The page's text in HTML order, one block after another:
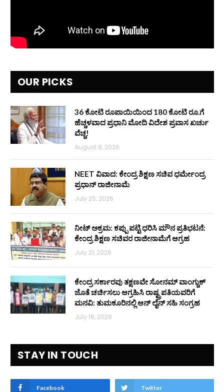
OUR PICKS
36 ಕೋಟಿ ರೂಪಾಯಿಯಿಂದ 180 ಕೋಟಿ ರೂ.ಗೆ
ಹೆಚ್ಚಳವಾದ ಪ್ರಧಾನಿ ಮೋದಿ ವಿದೇಶ ಪ್ರವಾಸ ಖರ್ಚು
ವೆಚ್ಚ!
August 8, 2026
NEET ವಿವಾದ: ಕೇಂದ್ರ ಶಿಕ್ಷಣ ಸಚಿವ ಧರ್ಮೇಂದ್ರ
ಪ್ರಧಾನ್ ರಾಜೀನಾಮೆ
July 25, 2026
ನೀಟ್ ಅಕ್ರಮ: ಕಪ್ಪು ಪಟ್ಟಿ ಧರಿಸಿ ಮೌನ ಪ್ರತಿಭಟನೆ:
ಕೇಂದ್ರ ಶಿಕ್ಷಣ ಸಚಿವರ ರಾಜೀನಾಮೆಗೆ ಆಗ್ರಹ
July 21, 2026
ಕೇಂದ್ರ ಸರ್ಕಾರವು ತಕ್ಷಣವೇ ಸೋನಮ್ ವಾಂಗ್ಚುಕ್
ಜೊತೆ ಚರ್ಚಿಸಲು ಆಗ್ರಹಿಸಿ ರಾಷ್ಟ್ರಪತಿಯವರಿಗೆ
ಮನವಿ: ತುಮಕೂರಿನಲ್ಲಿ ಆನ್‌ ಲೈನ್ ಸಹಿ ಸಂಗ್ರಹ
July 18, 2026
STAY IN TOUCH
Facebook Twitter